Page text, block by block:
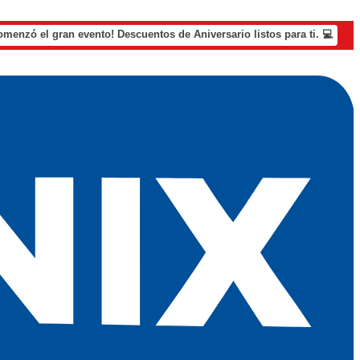
el gran evento! Descuentos de Aniversario listos para ti. 💻